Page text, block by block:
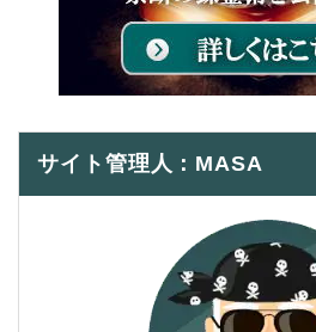
サイト管理人：MASA